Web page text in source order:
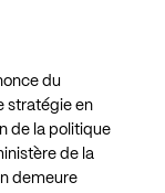
du
stratégie en
de la politique
de la
demeure